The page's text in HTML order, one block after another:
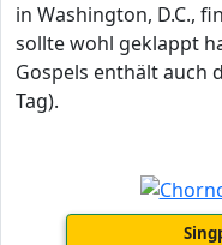
in Washington, D.C.,
sollte wohl geklappt
Gospels enthält auch
Tag).